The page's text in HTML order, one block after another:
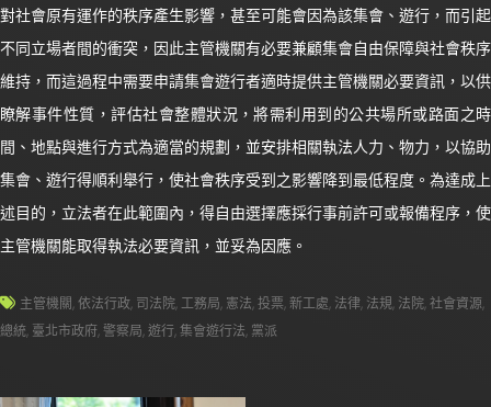
對社會原有運作的秩序產生影響，甚至可能會因為該集會、遊行，而引起
不同立場者間的衝突，因此主管機關有必要兼顧集會自由保障與社會秩序
維持，而這過程中需要申請集會遊行者適時提供主管機關必要資訊，以供
瞭解事件性質，評估社會整體狀況，將需利用到的公共場所或路面之時
間、地點與進行方式為適當的規劃，並安排相關執法人力、物力，以協助
集會、遊行得順利舉行，使社會秩序受到之影響降到最低程度。為達成上
述目的，立法者在此範圍內，得自由選擇應採行事前許可或報備程序，使
主管機關能取得執法必要資訊，並妥為因應。
主管機關,依法行政, 司法院,工務局, 憲法,投票,新工處, 法律, 法規, 法院,社會資源,
總統, 臺北市政府,警察局,遊行,集會遊行法, 黨派